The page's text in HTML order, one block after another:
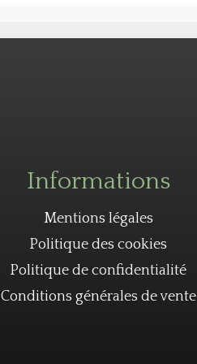
Informations
Mentions légales
Politique des cookies
Politique de confidentialité
Conditions générales de vente